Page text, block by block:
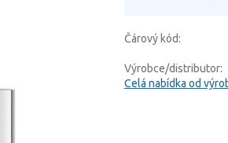
Čárový kód:
Výrobce/distributor:
Celá nabídka od